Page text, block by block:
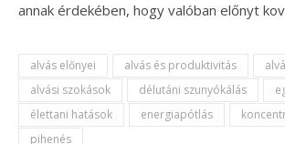
annak érdekében, hogy valóban előnyt
alvás előnyei alvás és produktivitás
alvási szokások
délutáni szunyókálás
élettani hatások
energiapótlás
pihenés